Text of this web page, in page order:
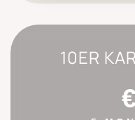
10ER